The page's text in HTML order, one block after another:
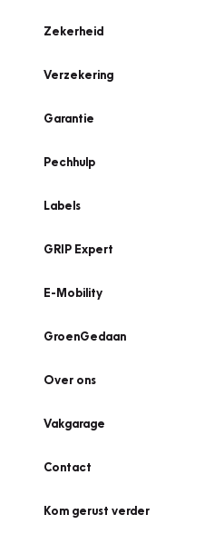
Zekerheid
Verzekering
Garantie
Pechhulp
Labels
GRIP Expert
E-Mobility
GroenGedaan
Over ons
Vakgarage
Contact
Kom gerust verder